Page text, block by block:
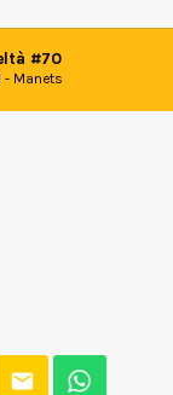
#70
- Manets
email